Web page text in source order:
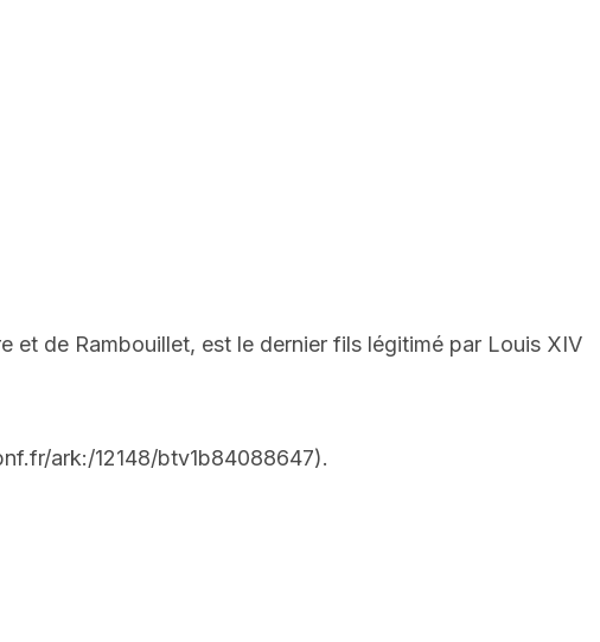
et de Rambouillet, est le dernier fils légitimé par Louis XIV
ark:/12148/btv1b84088647).